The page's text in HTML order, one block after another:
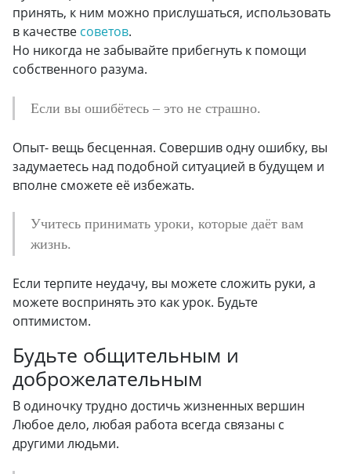
принять, к ним можно прислушаться, использовать
в качестве советов.
Но никогда не забывайте прибегнуть к помощи
собственного разума.
Если вы ошибётесь – это не страшно.
Опыт- вещь бесценная. Совершив одну ошибку, вы
задумаетесь над подобной ситуацией в будущем и
вполне сможете её избежать.
Учитесь принимать уроки, которые даёт вам
жизнь.
Если терпите неудачу, вы можете сложить руки, а
можете воспринять это как урок. Будьте
оптимистом.
Будьте общительным и
доброжелательным
В одиночку трудно достичь жизненных вершин
Любое дело, любая работа всегда связаны с
другими людьми.